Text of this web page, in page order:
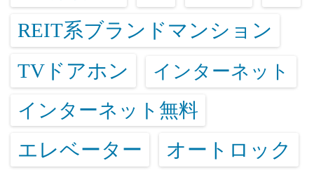
REIT系ブランドマンション
TVドアホン インターネット
インターネット無料
エレベーター オートロック